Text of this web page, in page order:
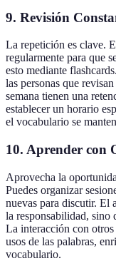
9. Revisión
La repetición es clave.
regularmente para que
esto mediante
las personas que
semana tienen una
establecer un horario
el vocabulario se
10. Aprender con
Aprovecha la
Puedes organizar
nuevas para discutir. El
la responsabilidad, sino
La interacción con
usos de las palabras,
vocabulario.